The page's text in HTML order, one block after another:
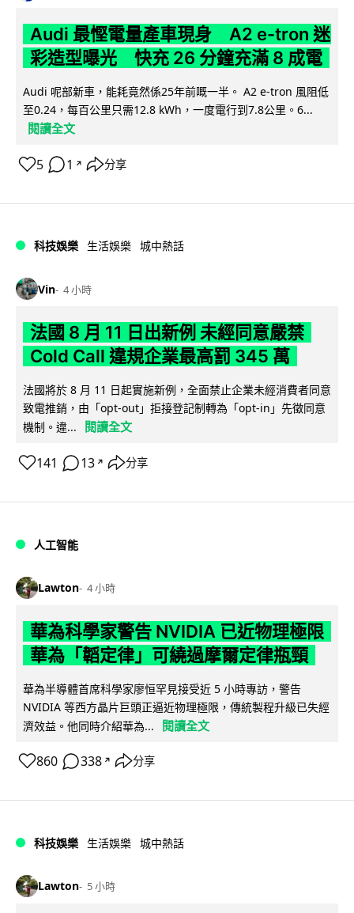
Audi 最慳電量產車現身 A2 e-tron 迷
彩造型曝光 快充 26 分鐘充滿 8 成電
Audi 呢部新車，能耗竟然係25年前嘅一半。 A2 e-tron 風阻低
至0.24，每百公里只需12.8 kWh，一度電行到7.8公里。6...
閱讀全文
5 1 ↗ 分享
科技娛樂 生活娛樂 城中熱話
Vin 4 小時
法國 8 月 11 日出新例 未經同意嚴禁
Cold Call 違規企業最高罰 345 萬
法國將於 8 月 11 日起實施新例，全面禁止企業未經消費者同意
致電推銷，由「opt-out」拒接登記制轉為「opt-in」先徵同意
機制。違...
閱讀全文
141 13 ↗ 分享
人工智能
Lawton 4 小時
華為科學家警告 NVIDIA 已近物理極限
華為「韜定律」可繞過摩爾定律瓶頸
華為半導體首席科學家廖恒罕見接受近 5 小時專訪，警告
NVIDIA 等西方晶片巨頭正逼近物理極限，傳統製程升級已失經
濟效益。他同時介紹華為...
閱讀全文
860 338 ↗ 分享
科技娛樂 生活娛樂 城中熱話
Lawton 5 小時